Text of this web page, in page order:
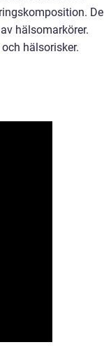
De
hälsomarkörer.
hälsorisker.